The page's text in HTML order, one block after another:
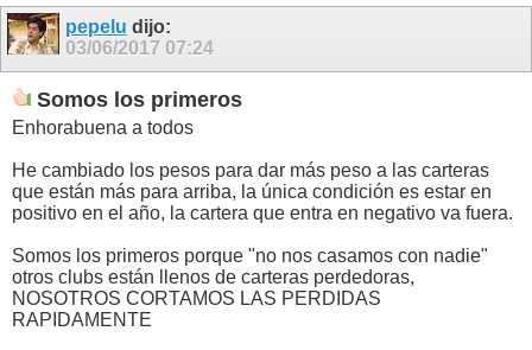
pepelu dijo:
03/06/2017 07:24
Somos los primeros
Enhorabuena a todos
He cambiado los pesos para dar más peso a las carteras
que están más para arriba, la única condición es estar en
positivo en el año, la cartera que entra en negativo va fuera.
Somos los primeros porque "no nos casamos con nadie"
otros clubs están llenos de carteras perdedoras,
NOSOTROS CORTAMOS LAS PERDIDAS
RAPIDAMENTE